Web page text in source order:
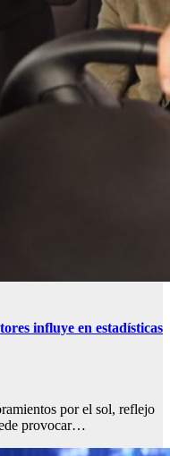
influye en estadísticas
por el sol, reflejo
provocar…